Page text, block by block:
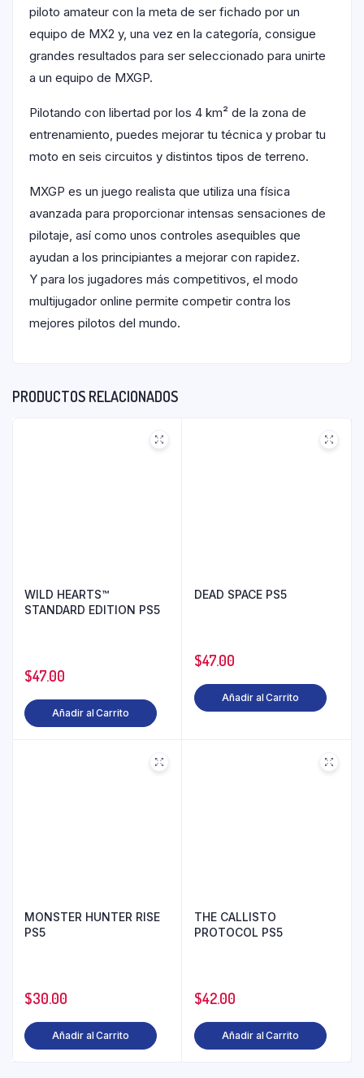
piloto amateur con la meta de ser fichado por un
equipo de MX2 y, una vez en la categoría, consigue
grandes resultados para ser seleccionado para unirte
a un equipo de MXGP.
Pilotando con libertad por los 4 km² de la zona de
entrenamiento, puedes mejorar tu técnica y probar tu
moto en seis circuitos y distintos tipos de terreno.
MXGP es un juego realista que utiliza una física
avanzada para proporcionar intensas sensaciones de
pilotaje, así como unos controles asequibles que
ayudan a los principiantes a mejorar con rapidez.
Y para los jugadores más competitivos, el modo
multijugador online permite competir contra los
mejores pilotos del mundo.
PRODUCTOS RELACIONADOS
WILD HEARTS™
STANDARD EDITION PS5
$47.00
Añadir al Carrito
DEAD SPACE PS5
$47.00
Añadir al Carrito
MONSTER HUNTER RISE
PS5
$30.00
Añadir al Carrito
THE CALLISTO
PROTOCOL PS5
$42.00
Añadir al Carrito